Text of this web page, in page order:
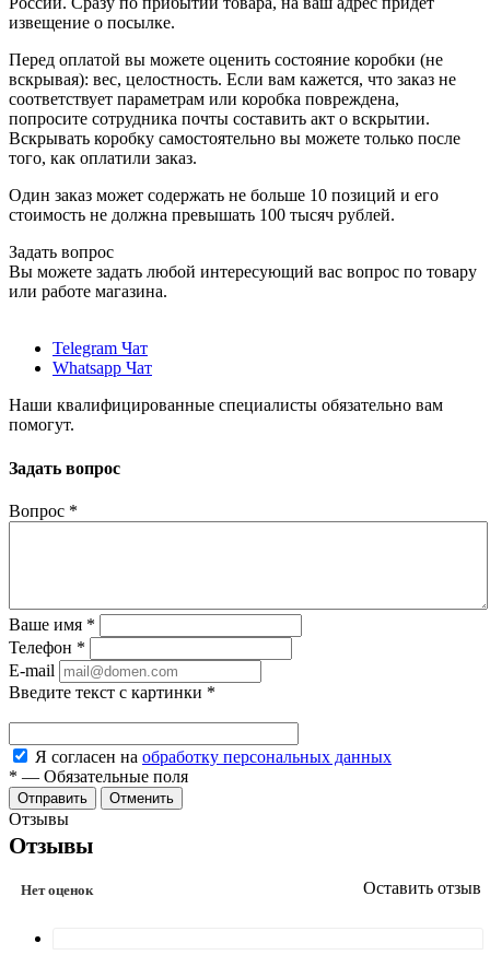
извещение о посылке.
Перед оплатой вы можете оценить состояние коробки (не
вскрывая): вес, целостность. Если вам кажется, что заказ не
соответствует параметрам или коробка повреждена,
попросите сотрудника почты составить акт о вскрытии.
Вскрывать коробку самостоятельно вы можете только после
того, как оплатили заказ.
Один заказ может содержать не больше 10 позиций и его
стоимость не должна превышать 100 тысяч рублей.
Задать вопрос
Вы можете задать любой интересующий вас вопрос по товару
или работе магазина.
Telegram Чат
Whatsapp Чат
Наши квалифицированные специалисты обязательно вам
помогут.
Задать вопрос
Вопрос *
Ваше имя *
Телефон *
E-mail
Введите текст с картинки *
Я согласен на обработку персональных данных
* — Обязательные поля
Отменить
Отзывы
Отзывы
Нет оценок Оставить отзыв